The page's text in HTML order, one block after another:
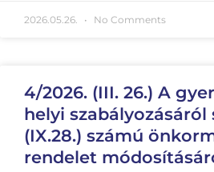
2026.05.26. No Comments
4/2026. (III. 26.) A
helyi szabályozásáról
(IX.28.) számú
rendelet